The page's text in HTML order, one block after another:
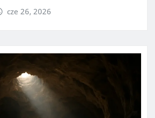
cze 26, 2026